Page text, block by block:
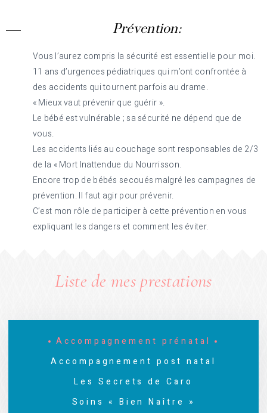
Prévention:
Vous l’aurez compris la sécurité est essentielle pour moi.
11 ans d’urgences pédiatriques qui m’ont confrontée à
des accidents qui tournent parfois au drame.
« Mieux vaut prévenir que guérir ».
Le bébé est vulnérable ; sa sécurité ne dépend que de
vous.
Les accidents liés au couchage sont responsables de 2/3
de la « Mort Inattendue du Nourrisson.
Encore trop de bébés secoués malgré les campagnes de
prévention. Il faut agir pour prévenir.
C’est mon rôle de participer à cette prévention en vous
expliquant les dangers et comment les éviter.
Liste de mes prestations
Accompagnement prénatal
Accompagnement post natal
Les Secrets de Caro
Soins « Bien Naître »